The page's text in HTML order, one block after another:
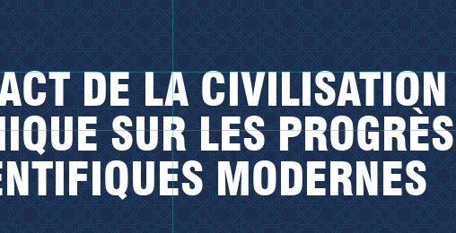
DE LA CIVILISATION
SUR LES PROGRÈS
MODERNES